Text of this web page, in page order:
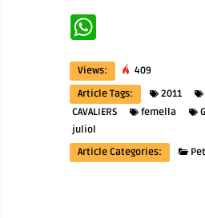
WhatsApp
Views:
409
Article Tags:
2011
CAVALIERS
femella
juliol
Article Categories: